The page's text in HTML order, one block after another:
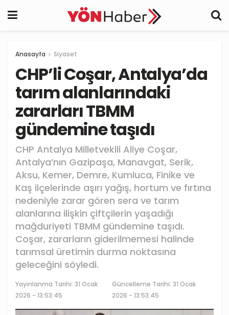
Anasayfa Siyaset
CHP’li Coşar, Antalya’da
tarım alanlarındaki
zararları TBMM
gündemine taşıdı
CHP Antalya Milletvekili Aliye Coşar,
Antalya’nın Gazipaşa, Manavgat, Serik,
Aksu, Kemer, Demre, Kumluca, Finike ve
Kaş ilçelerinde aşırı yağış, hortum ve fırtına
nedeniyle zarar gören sera ve tarım
alanlarına ilişkin çiftçilerin yaşadığı
mağduriyeti TBMM gündemine taşıdı.
Coşar, zararların giderilmemesi halinde
tarımsal üretimin durma noktasına
geleceğini söyledi.
Yayınlanma Tarihi: 31 Ocak
2026 - 13:53:45
Güncelleme Tarihi: 31 Ocak
2026 - 13:53:45